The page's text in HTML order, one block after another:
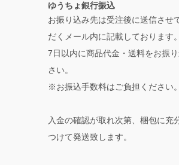
ゆうちょ銀行振込
お振り込み先は受注後に送信させ
だくメール内に記載しております。
7日以内に商品代金・送料をお振
さい。
※お振込手数料はご負担ください。
入金の確認が取れ次第、梱包に充
つけて発送致します。